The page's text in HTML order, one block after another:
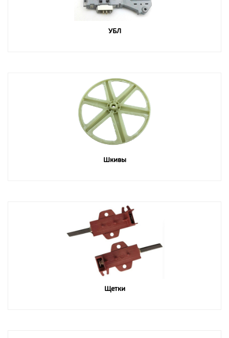
УБЛ
Шкивы
Щетки